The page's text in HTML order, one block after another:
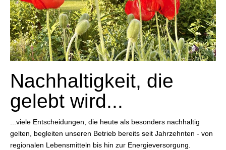
Nachhaltigkeit, die
gelebt wird...
...viele Entscheidungen, die heute als besonders nachhaltig
gelten, begleiten unseren Betrieb bereits seit Jahrzehnten - von
regionalen Lebensmitteln bis hin zur Energieversorgung.